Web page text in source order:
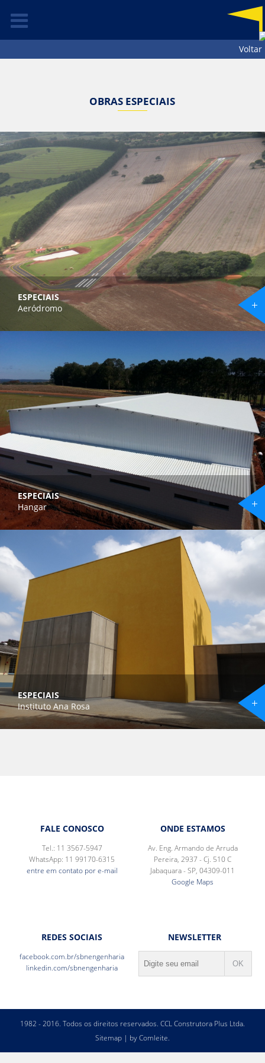
Voltar
OBRAS ESPECIAIS
ESPECIAIS
Aeródromo
ESPECIAIS
Hangar
ESPECIAIS
Instituto Ana Rosa
FALE CONOSCO
Tel.: 11 3567-5947
WhatsApp: 11 99170-6315
entre em contato por e-mail
ONDE ESTAMOS
Av. Eng. Armando de Arruda
Pereira, 2937 - Cj. 510 C
Jabaquara - SP, 04309-011
Google Maps
REDES SOCIAIS
facebook.com.br/sbnengenharia
linkedin.com/sbnengenharia
NEWSLETTER
1982 - 2016. Todos os direitos reservados. CCL Construtora Plus Ltda.
Sitemap | byComleite.